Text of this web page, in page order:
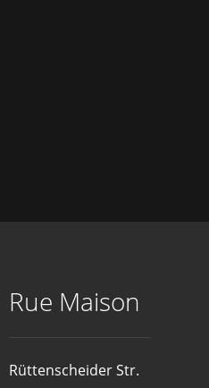
Rue Maison
Rüttenscheider Str.